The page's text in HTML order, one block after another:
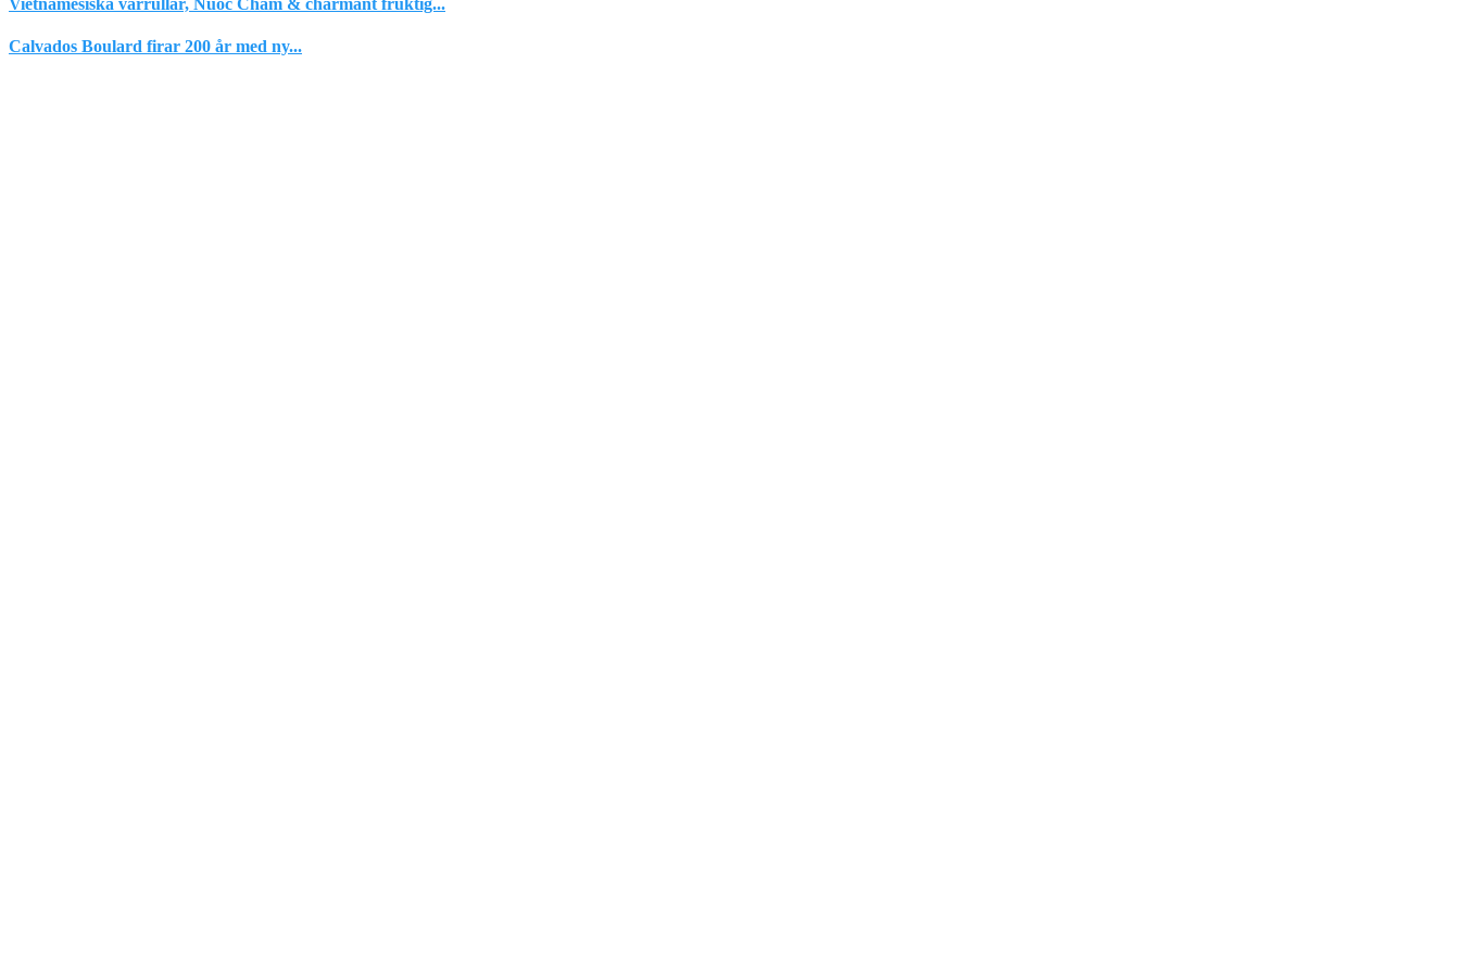
Calvados Boulard firar 200 år med ny...